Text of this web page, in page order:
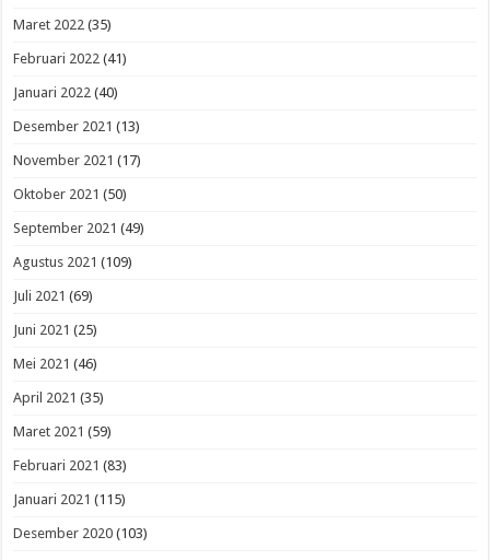
Maret 2022 (35)
Februari 2022 (41)
Januari 2022 (40)
Desember 2021 (13)
November 2021 (17)
Oktober 2021 (50)
September 2021 (49)
Agustus 2021 (109)
Juli 2021 (69)
Juni 2021 (25)
Mei 2021 (46)
April 2021 (35)
Maret 2021 (59)
Februari 2021 (83)
Januari 2021 (115)
Desember 2020 (103)